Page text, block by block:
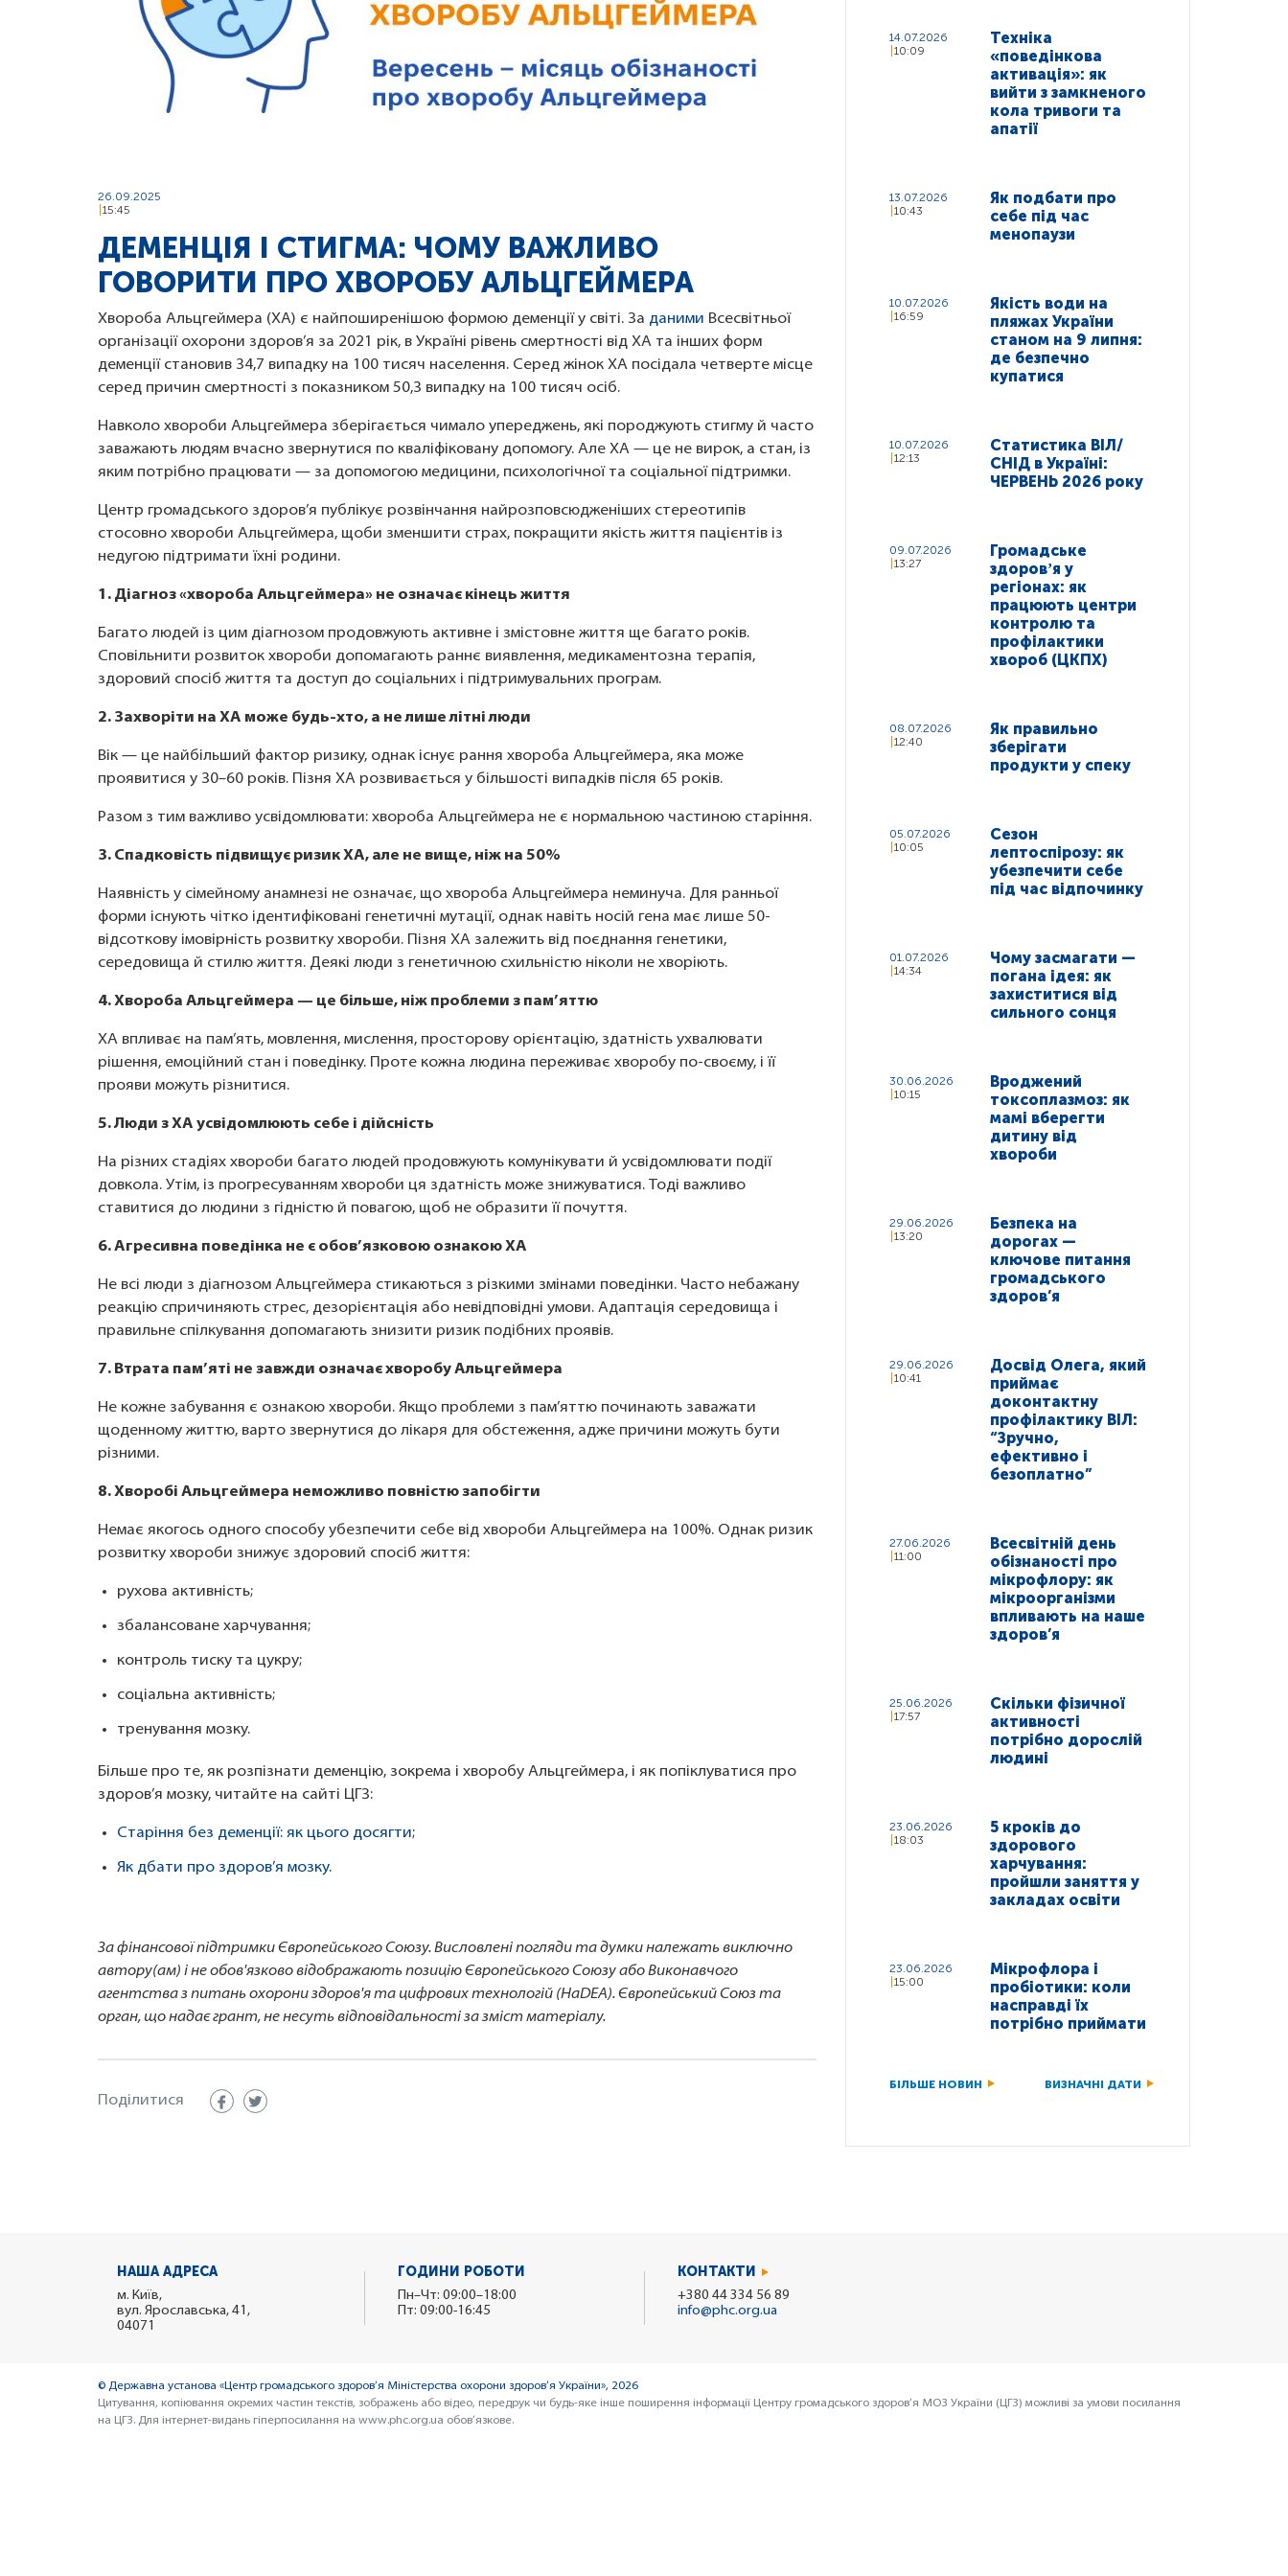
26.09.2025
15:45
ДЕМЕНЦІЯ І СТИГМА: ЧОМУ ВАЖЛИВО
ГОВОРИТИ ПРО ХВОРОБУ АЛЬЦГЕЙМЕРА
Хвороба Альцгеймера (ХА) є найпоширенішою формою деменції у світі. За даними Всесвітньої
організації охорони здоров’я за 2021 рік, в Україні рівень смертності від ХА та інших форм
деменції становив 34,7 випадку на 100 тисяч населення. Серед жінок ХА посідала четверте місце
серед причин смертності з показником 50,3 випадку на 100 тисяч осіб.
Навколо хвороби Альцгеймера зберігається чимало упереджень, які породжують стигму й часто
заважають людям вчасно звернутися по кваліфіковану допомогу. Але ХА — це не вирок, а стан, із
яким потрібно працювати — за допомогою медицини, психологічної та соціальної підтримки.
Центр громадського здоров’я публікує розвінчання найрозповсюдженіших стереотипів
стосовно хвороби Альцгеймера, щоби зменшити страх, покращити якість життя пацієнтів із
недугою підтримати їхні родини.
1. Діагноз «хвороба Альцгеймера» не означає кінець життя
Багато людей із цим діагнозом продовжують активне і змістовне життя ще багато років.
Сповільнити розвиток хвороби допомагають раннє виявлення, медикаментозна терапія,
здоровий спосіб життя та доступ до соціальних і підтримувальних програм.
2. Захворіти на ХА може будь-хто, а не лише літні люди
Вік — це найбільший фактор ризику, однак існує рання хвороба Альцгеймера, яка може
проявитися у 30–60 років. Пізня ХА розвивається у більшості випадків після 65 років.
Разом з тим важливо усвідомлювати: хвороба Альцгеймера не є нормальною частиною старіння.
3. Спадковість підвищує ризик ХА, але не вище, ніж на 50%
Наявність у сімейному анамнезі не означає, що хвороба Альцгеймера неминуча. Для ранньої
форми існують чітко ідентифіковані генетичні мутації, однак навіть носій гена має лише 50-
відсоткову імовірність розвитку хвороби. Пізня ХА залежить від поєднання генетики,
середовища й стилю життя. Деякі люди з генетичною схильністю ніколи не хворіють.
4. Хвороба Альцгеймера — це більше, ніж проблеми з пам’яттю
ХА впливає на пам’ять, мовлення, мислення, просторову орієнтацію, здатність ухвалювати
рішення, емоційний стан і поведінку. Проте кожна людина переживає хворобу по-своєму, і її
прояви можуть різнитися.
5. Люди з ХА усвідомлюють себе і дійсність
На різних стадіях хвороби багато людей продовжують комунікувати й усвідомлювати події
довкола. Утім, із прогресуванням хвороби ця здатність може знижуватися. Тоді важливо
ставитися до людини з гідністю й повагою, щоб не образити її почуття.
6. Агресивна поведінка не є обов’язковою ознакою ХА
Не всі люди з діагнозом Альцгеймера стикаються з різкими змінами поведінки. Часто небажану
реакцію спричиняють стрес, дезорієнтація або невідповідні умови. Адаптація середовища і
правильне спілкування допомагають знизити ризик подібних проявів.
7. Втрата пам’яті не завжди означає хворобу Альцгеймера
Не кожне забування є ознакою хвороби. Якщо проблеми з пам’яттю починають заважати
щоденному життю, варто звернутися до лікаря для обстеження, адже причини можуть бути
різними.
8. Хворобі Альцгеймера неможливо повністю запобігти
Немає якогось одного способу убезпечити себе від хвороби Альцгеймера на 100%. Однак ризик
розвитку хвороби знижує здоровий спосіб життя:
рухова активність;
збалансоване харчування;
контроль тиску та цукру;
соціальна активність;
тренування мозку.
Більше про те, як розпізнати деменцію, зокрема і хворобу Альцгеймера, і як попіклуватися про
здоров’я мозку, читайте на сайті ЦГЗ:
Старіння без деменції: як цього досягти;
Як дбати про здоров’я мозку.
За фінансової підтримки Європейського Союзу. Висловлені погляди та думки належать виключно
автору(ам) і не обов'язково відображають позицію Європейського Союзу або Виконавчого
агентства з питань охорони здоров'я та цифрових технологій (HaDEA). Європейський Союз та
орган, що надає грант, не несуть відповідальності за зміст матеріалу.
Поділитися
14.07.2026
10:09
Техніка
«поведінкова
активація»: як
вийти з замкненого
кола тривоги та
апатії
13.07.2026
10:43
Як подбати про
себе під час
менопаузи
10.07.2026
16:59
Якість води на
пляжах України
станом на 9 липня:
де безпечно
купатися
10.07.2026
12:13
Статистика ВІЛ/
СНІД в Україні:
ЧЕРВЕНЬ 2026 року
09.07.2026
13:27
Громадське
здоровʼя у
регіонах: як
працюють центри
контролю та
профілактики
хвороб (ЦКПХ)
08.07.2026
12:40
Як правильно
зберігати
продукти у спеку
05.07.2026
10:05
Сезон
лептоспірозу: як
убезпечити себе
під час відпочинку
01.07.2026
14:34
Чому засмагати —
погана ідея: як
захиститися від
сильного сонця
30.06.2026
10:15
Вроджений
токсоплазмоз: як
мамі вберегти
дитину від
хвороби
29.06.2026
13:20
Безпека на
дорогах —
ключове питання
громадського
здоров’я
29.06.2026
10:41
Досвід Олега, який
приймає
доконтактну
профілактику ВІЛ:
“Зручно,
ефективно і
безоплатно”
27.06.2026
11:00
Всесвітній день
обізнаності про
мікрофлору: як
мікроорганізми
впливають на наше
здоров’я
25.06.2026
17:57
Скільки фізичної
активності
потрібно дорослій
людині
23.06.2026
18:03
5 кроків до
здорового
харчування:
пройшли заняття у
закладах освіти
23.06.2026
15:00
Мікрофлора і
пробіотики: коли
насправді їх
потрібно приймати
БІЛЬШЕ НОВИН ВИЗНАЧНІ ДАТИ
НАША АДРЕСА
м. Київ,
вул. Ярославська, 41,
04071
ГОДИНИ РОБОТИ
Пн–Чт: 09:00–18:00
Пт: 09:00-16:45
КОНТАКТИ
+380 44 334 56 89
info@phc.org.ua
© Державна установа «Центр громадського здоров’я Міністерства охорони здоров’я України», 2026
Цитування, копіювання окремих частин текстів, зображень або відео, передрук чи будь-яке інше поширення інформації Центру громадського здоров’я МОЗ України (ЦГЗ) можливі за умови посилання
на ЦГЗ. Для інтернет-видань гіперпосилання на www.phc.org.ua обов’язкове.